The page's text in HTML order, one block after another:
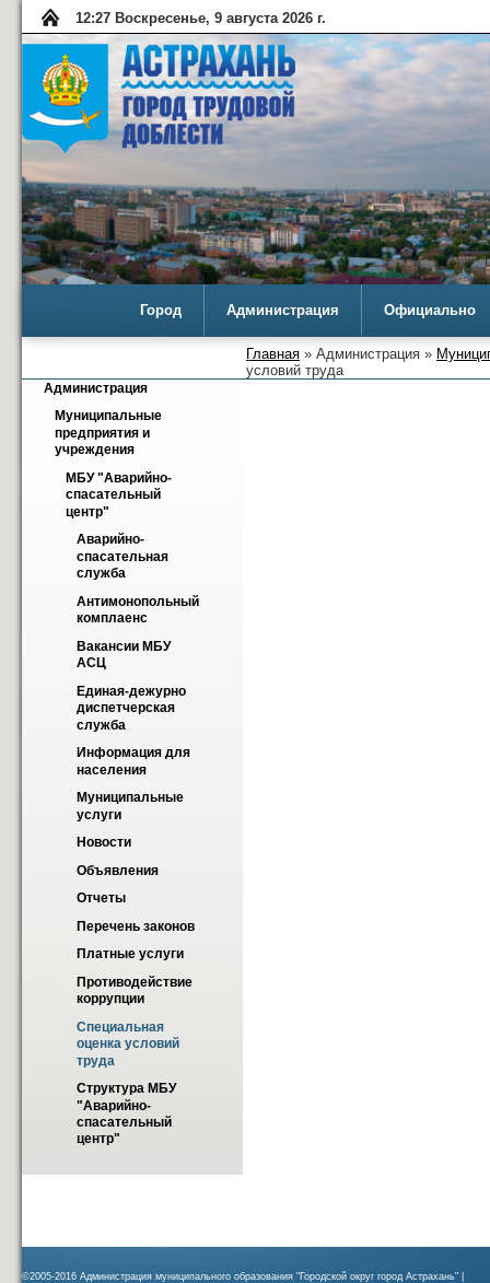
12:27 Воскресенье, 9 августа 2026 г.
Город Администрация Официально
Главная » Администрация »
условий труда
Администрация
Муниципальные
предприятия и
учреждения
МБУ "Аварийно-
спасательный
центр"
Аварийно-
спасательная
служба
Антимонопольный
комплаенс
Вакансии МБУ
АСЦ
Единая-дежурно
диспетчерская
служба
Информация для
населения
Муниципальные
услуги
Новости
Объявления
Отчеты
Перечень законов
Платные услуги
Противодействие
коррупции
Специальная
оценка условий
труда
Структура МБУ
"Аварийно-
спасательный
центр"
©2005-2016 Администрация муниципального образования "Городской округ город Астрахань" |